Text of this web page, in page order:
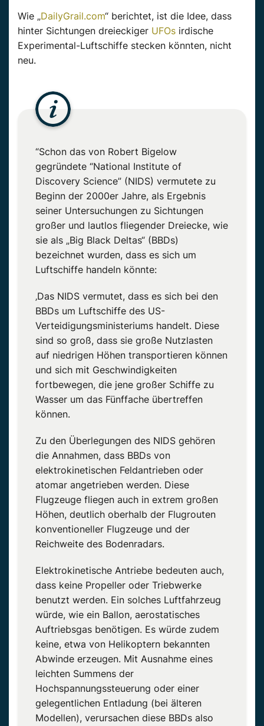
Wie „DailyGrail.com“ berichtet, ist die Idee, dass
hinter Sichtungen dreieckiger UFOs irdische
Experimental-Luftschiffe stecken könnten, nicht
neu.
“Schon das von Robert Bigelow
gegründete “National Institute of
Discovery Science” (NIDS) vermutete zu
Beginn der 2000er Jahre, als Ergebnis
seiner Untersuchungen zu Sichtungen
großer und lautlos fliegender Dreiecke, wie
sie als „Big Black Deltas“ (BBDs)
bezeichnet wurden, dass es sich um
Luftschiffe handeln könnte:
‚Das NIDS vermutet, dass es sich bei den
BBDs um Luftschiffe des US-
Verteidigungsministeriums handelt. Diese
sind so groß, dass sie große Nutzlasten
auf niedrigen Höhen transportieren können
und sich mit Geschwindigkeiten
fortbewegen, die jene großer Schiffe zu
Wasser um das Fünffache übertreffen
können.
Zu den Überlegungen des NIDS gehören
die Annahmen, dass BBDs von
elektrokinetischen Feldantrieben oder
atomar angetrieben werden. Diese
Flugzeuge fliegen auch in extrem großen
Höhen, deutlich oberhalb der Flugrouten
konventioneller Flugzeuge und der
Reichweite des Bodenradars.
Elektrokinetische Antriebe bedeuten auch,
dass keine Propeller oder Triebwerke
benutzt werden. Ein solches Luftfahrzeug
würde, wie ein Ballon, aerostatisches
Auftriebsgas benötigen. Es würde zudem
keine, etwa von Helikoptern bekannten
Abwinde erzeugen. Mit Ausnahme eines
leichten Summens der
Hochspannungssteuerung oder einer
gelegentlichen Entladung (bei älteren
Modellen), verursachen diese BBDs also